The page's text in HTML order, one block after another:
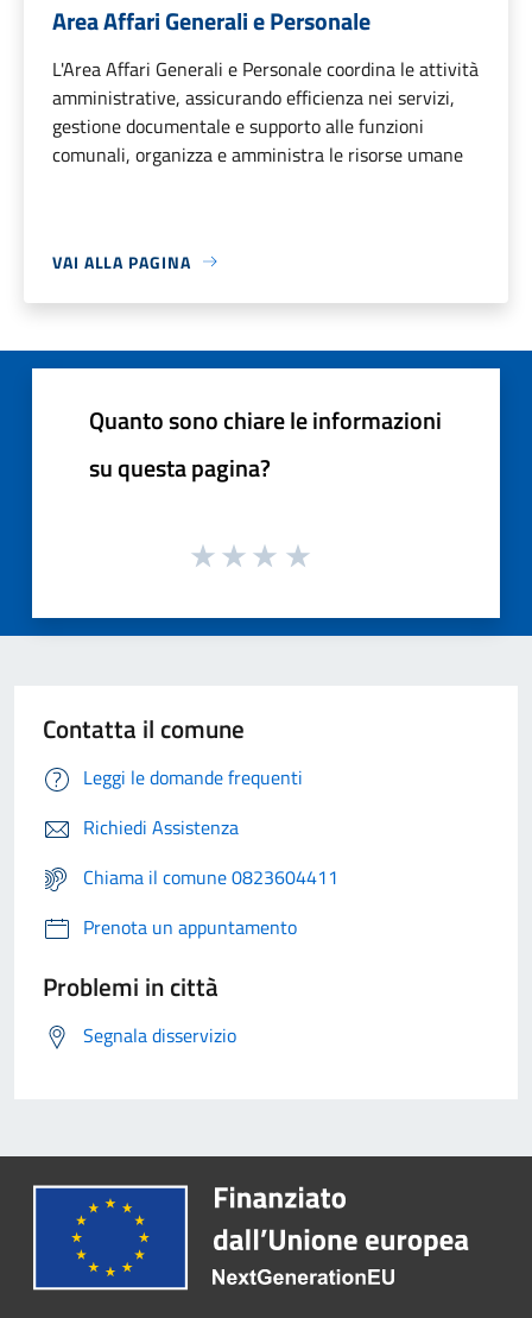
Area Affari Generali e Personale
L'Area Affari Generali e Personale coordina le attività
amministrative, assicurando efficienza nei servizi,
gestione documentale e supporto alle funzioni
comunali, organizza e amministra le risorse umane
VAI ALLA PAGINA
Quanto sono chiare le informazioni
su questa pagina?
Contatta il comune
Leggi le domande frequenti
Richiedi Assistenza
Chiama il comune 0823604411
Prenota un appuntamento
Problemi in città
Segnala disservizio